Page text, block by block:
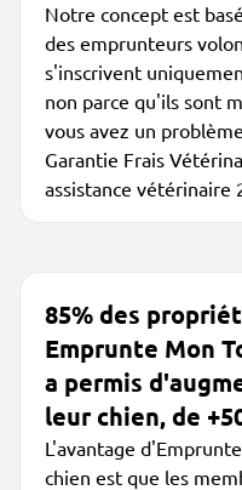
Notre concept est
des emprunteurs
s'inscrivent
non parce qu'ils sont
vous avez un
Garantie Frais
assistance vétérinaire
85% des
Emprunte Mon
a permis
leur chien, de
L'avantage
chien est que les